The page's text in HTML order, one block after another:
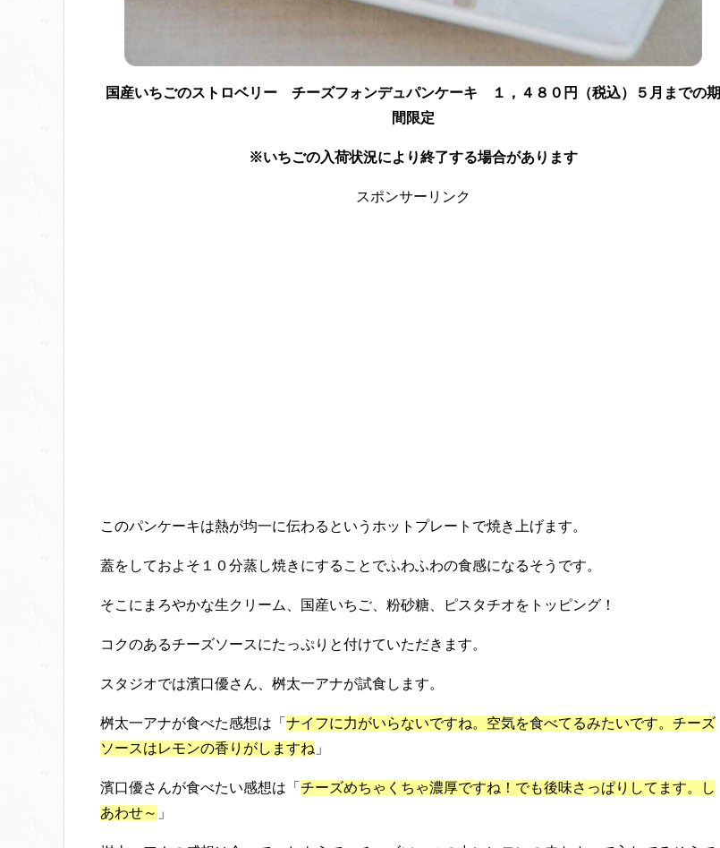
国産いちごのストロベリー チーズフォンデュパンケーキ １，４８０円（税込）５月までの期
間限定
※いちごの入荷状況により終了する場合があります
スポンサーリンク
このパンケーキは熱が均一に伝わるというホットプレートで焼き上げます。
蓋をしておよそ１０分蒸し焼きにすることでふわふわの食感になるそうです。
そこにまろやかな生クリーム、国産いちご、粉砂糖、ピスタチオをトッピング！
コクのあるチーズソースにたっぷりと付けていただきます。
スタジオでは濱口優さん、桝太一アナが試食します。
桝太一アナが食べた感想は「 ナイフに力がいらないですね。空気を食べてるみたいです。チーズ
ソースはレモンの香りがしますね 」
濱口優さんが食べたい感想は「 チーズめちゃくちゃ濃厚ですね！でも後味さっぱりしてます。し
あわせ～ 」